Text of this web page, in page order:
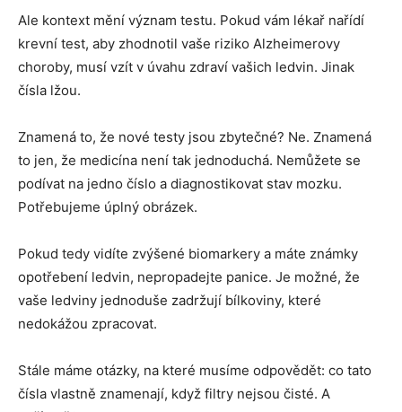
Ale kontext mění význam testu. Pokud vám lékař nařídí
krevní test, aby zhodnotil vaše riziko Alzheimerovy
choroby, musí vzít v úvahu zdraví vašich ledvin. Jinak
čísla lžou.
Znamená to, že nové testy jsou zbytečné? Ne. Znamená
to jen, že medicína není tak jednoduchá. Nemůžete se
podívat na jedno číslo a diagnostikovat stav mozku.
Potřebujeme úplný obrázek.
Pokud tedy vidíte zvýšené biomarkery a máte známky
opotřebení ledvin, nepropadejte panice. Je možné, že
vaše ledviny jednoduše zadržují bílkoviny, které
nedokážou zpracovat.
Stále máme otázky, na které musíme odpovědět: co tato
čísla vlastně znamenají, když filtry nejsou čisté. A